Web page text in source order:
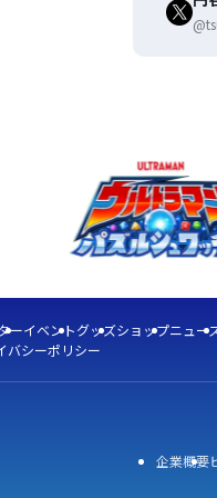
ーイベントグッズショップニュー
バシーポリシー
企業概要